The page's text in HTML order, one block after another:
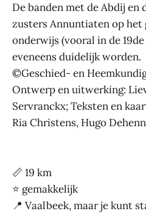
De banden met de Abdij en
zusters Annuntiaten op het
onderwijs (vooral in de
eveneens duidelijk worden.
©Geschied- en
Ontwerp en uitwerking:
Servranckx; Teksten en
Ria Christens, Hugo
📏 19 km
⭐ gemakkelijk
📍 Vaalbeek, maar je kunt